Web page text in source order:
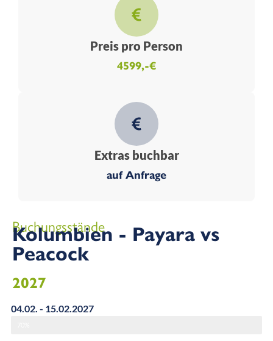
Preis pro Person
4599,-€
Extras buchbar
auf Anfrage
Buchungsstände
Kolumbien - Payara vs
Peacock
2027
04.02. - 15.02.2027